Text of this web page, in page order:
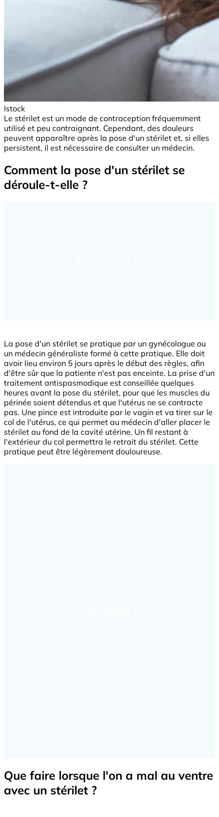
Istock
Le stérilet est un mode de contraception fréquemment
utilisé et peu contraignant. Cependant, des douleurs
peuvent apparaître après la pose d'un stérilet et, si elles
persistent, il est nécessaire de consulter un médecin.
Comment la pose d'un stérilet se
déroule-t-elle ?
La pose d'un stérilet se pratique par un gynécologue ou
un médecin généraliste formé à cette pratique. Elle doit
avoir lieu environ 5 jours après le début des règles, afin
d'être sûr que la patiente n'est pas enceinte. La prise d'un
traitement antispasmodique est conseillée quelques
heures avant la pose du stérilet, pour que les muscles du
périnée soient détendus et que l'utérus ne se contracte
pas. Une pince est introduite par le vagin et va tirer sur le
col de l'utérus, ce qui permet au médecin d'aller placer le
stérilet au fond de la cavité utérine. Un fil restant à
l'extérieur du col permettra le retrait du stérilet. Cette
pratique peut être légèrement douloureuse.
Que faire lorsque l'on a mal au ventre
avec un stérilet ?